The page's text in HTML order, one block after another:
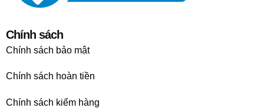
Chính sách
Chính sách bảo mật
Chính sách hoàn tiền
Chính sách kiểm hàng